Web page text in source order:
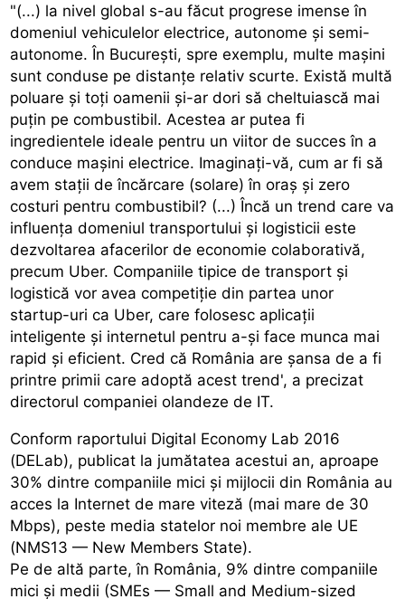
"(...) la nivel global s-au făcut progrese imense în
domeniul vehiculelor electrice, autonome și semi-
autonome. În București, spre exemplu, multe mașini
sunt conduse pe distanțe relativ scurte. Există multă
poluare și toți oamenii și-ar dori să cheltuiască mai
puțin pe combustibil. Acestea ar putea fi
ingredientele ideale pentru un viitor de succes în a
conduce mașini electrice. Imaginați-vă, cum ar fi să
avem stații de încărcare (solare) în oraș și zero
costuri pentru combustibil? (...) Încă un trend care va
influența domeniul transportului și logisticii este
dezvoltarea afacerilor de economie colaborativă,
precum Uber. Companiile tipice de transport și
logistică vor avea competiție din partea unor
startup-uri ca Uber, care folosesc aplicații
inteligente și internetul pentru a-și face munca mai
rapid și eficient. Cred că România are șansa de a fi
printre primii care adoptă acest trend', a precizat
directorul companiei olandeze de IT.
Conform raportului Digital Economy Lab 2016
(DELab), publicat la jumătatea acestui an, aproape
30% dintre companiile mici și mijlocii din România au
acces la Internet de mare viteză (mai mare de 30
Mbps), peste media statelor noi membre ale UE
(NMS13 — New Members State).
Pe de altă parte, în România, 9% dintre companiile
mici și medii (SMEs — Small and Medium-sized